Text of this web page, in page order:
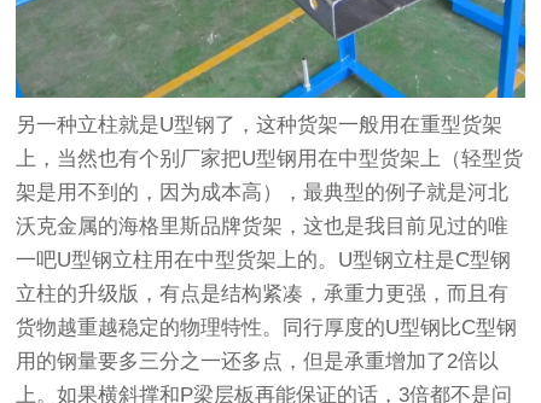
另一种立柱就是U型钢了，这种货架一般用在重型货架
上，当然也有个别厂家把U型钢用在中型货架上（轻型货
架是用不到的，因为成本高），最典型的例子就是河北
沃克金属的海格里斯品牌货架，这也是我目前见过的唯
一吧U型钢立柱用在中型货架上的。U型钢立柱是C型钢
立柱的升级版，有点是结构紧凑，承重力更强，而且有
货物越重越稳定的物理特性。同行厚度的U型钢比C型钢
用的钢量要多三分之一还多点，但是承重增加了2倍以
上。如果横斜撑和P梁层板再能保证的话，3倍都不是问